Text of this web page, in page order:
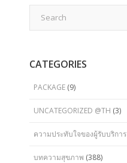
CATEGORIES
PACKAGE (9)
UNCATEGORIZED @TH (3)
ความประทับใจของผู้รับบริการ
บทความสุขภาพ (388)